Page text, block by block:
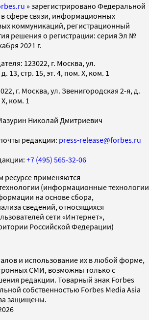
» зарегистрировано Федеральной
сфере связи, информационных
коммуникаций, регистрационный
решения о регистрации: серия Эл №
2021 г.
123022, г. Москва, ул.
13, стр. 15, эт. 4, пом. X, ком. 1
г. Москва, ул. Звенигородская 2-я, д.
ком. 1
Николай Дмитриевич
редакции: press-release@forbes.ru
+7 (495) 565-32-06
применяются
(информационные технологии
на основе сбора,
сведений, относящихся
сети «Интернет»,
Российской Федерации)
и использование их в любой форме,
СМИ, возможны только с
редакции. Товарный знак Forbes
собственностью Forbes Media Asia
защищены.